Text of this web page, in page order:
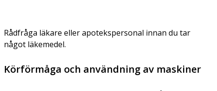
Rådfråga läkare eller apotekspersonal innan du tar
något läkemedel.
Körförmåga och användning av maskiner